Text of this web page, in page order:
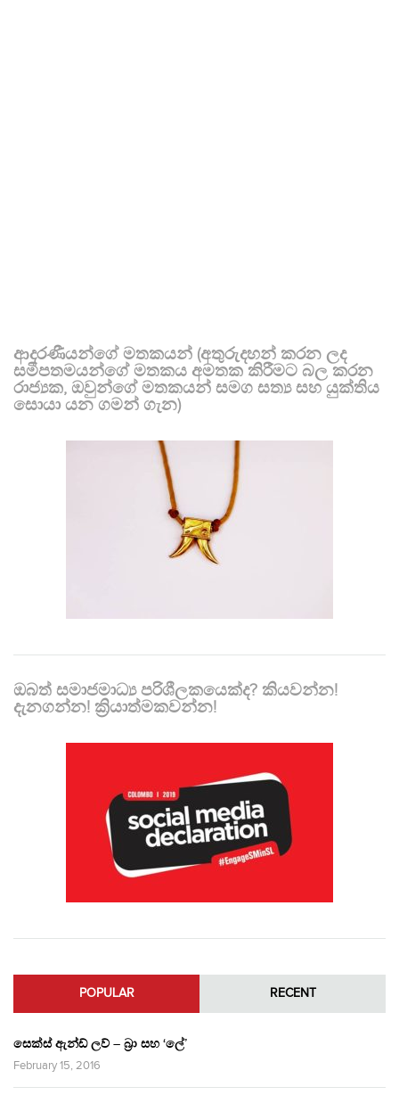
ආදරණීයන්ගේ මතකයන් (අතුරුදහන් කරන ලද
සමීපතමයන්ගේ මතකය අමතක කිරීමට බල කරන
රාජ්‍යක, ඔවුන්ගේ මතකයන් සමග සත්‍ය සහ යුක්තිය
සොයා යන ගමන් ගැන)
ඔබත් සමාජමාධ්‍ය පරිශීලකයෙක්ද? කියවන්න!
දැනගන්න! ක්‍රියාත්මකවන්න!
POPULAR RECENT
සෙක්ස් ඇන්ඩ් ලව් – බ්‍රා සහ ‘ලේ’
February 15, 2016